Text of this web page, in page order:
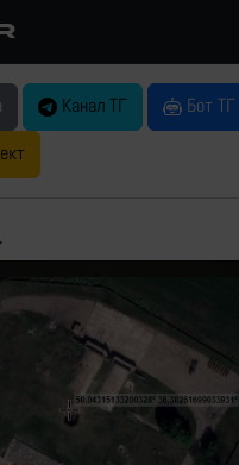
Канал ТГ
Бот ТГ